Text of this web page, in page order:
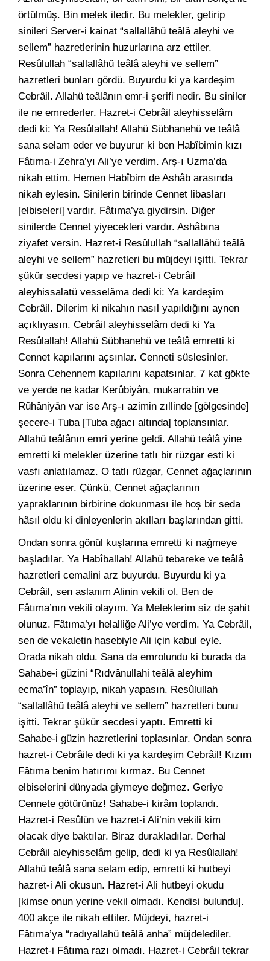
örtülmüş. Bin melek iledir. Bu melekler, getirip
sinileri Server-i kainat “sallallâhü teâlâ aleyhi ve
sellem” hazretlerinin huzurlarına arz ettiler.
Resûlullah “sallallâhü teâlâ aleyhi ve sellem”
hazretleri bunları gördü. Buyurdu ki ya kardeşim
Cebrâil. Allahü teâlânın emr-i şerifi nedir. Bu siniler
ile ne emrederler. Hazret-i Cebrâil aleyhisselâm
dedi ki: Ya Resûlallah! Allahü Sübhanehü ve teâlâ
sana selam eder ve buyurur ki ben Habîbimin kızı
Fâtıma-i Zehra’yı Ali’ye verdim. Arş-ı Uzma’da
nikah ettim. Hemen Habîbim de Ashâb arasında
nikah eylesin. Sinilerin birinde Cennet libasları
[elbiseleri] vardır. Fâtıma’ya giydirsin. Diğer
sinilerde Cennet yiyecekleri vardır. Ashâbına
ziyafet versin. Hazret-i Resûlullah “sallallâhü teâlâ
aleyhi ve sellem” hazretleri bu müjdeyi işitti. Tekrar
şükür secdesi yapıp ve hazret-i Cebrâil
aleyhissalatü vesselâma dedi ki: Ya kardeşim
Cebrâil. Dilerim ki nikahın nasıl yapıldığını aynen
açıklıyasın. Cebrâil aleyhisselâm dedi ki Ya
Resûlallah! Allahü Sübhanehü ve teâlâ emretti ki
Cennet kapılarını açsınlar. Cenneti süslesinler.
Sonra Cehennem kapılarını kapatsınlar. 7 kat gökte
ve yerde ne kadar Kerûbiyân, mukarrabin ve
Rûhâniyân var ise Arş-ı azimin zıllinde [gölgesinde]
şecere-i Tuba [Tuba ağacı altında] toplansınlar.
Allahü teâlânın emri yerine geldi. Allahü teâlâ yine
emretti ki melekler üzerine tatlı bir rüzgar esti ki
vasfı anlatılamaz. O tatlı rüzgar, Cennet ağaçlarının
üzerine eser. Çünkü, Cennet ağaçlarının
yapraklarının birbirine dokunması ile hoş bir seda
hâsıl oldu ki dinleyenlerin akılları başlarından gitti.
Ondan sonra gönül kuşlarına emretti ki nağmeye
başladılar. Ya Habîballah! Allahü tebareke ve teâlâ
hazretleri cemalini arz buyurdu. Buyurdu ki ya
Cebrâil, sen aslanım Alinin vekili ol. Ben de
Fâtıma’nın vekili olayım. Ya Meleklerim siz de şahit
olunuz. Fâtıma’yı helalliğe Ali’ye verdim. Ya Cebrâil,
sen de vekaletin hasebiyle Ali için kabul eyle.
Orada nikah oldu. Sana da emrolundu ki burada da
Sahabe-i güzini “Rıdvânullahi teâlâ aleyhim
ecma’în” toplayıp, nikah yapasın. Resûlullah
“sallallâhü teâlâ aleyhi ve sellem” hazretleri bunu
işitti. Tekrar şükür secdesi yaptı. Emretti ki
Sahabe-i güzin hazretlerini toplasınlar. Ondan sonra
hazret-i Cebrâile dedi ki ya kardeşim Cebrâil! Kızım
Fâtıma benim hatırımı kırmaz. Bu Cennet
elbiselerini dünyada giymeye değmez. Geriye
Cennete götürünüz! Sahabe-i kirâm toplandı.
Hazret-i Resûlün ve hazret-i Ali’nin vekili kim
olacak diye baktılar. Biraz durakladılar. Derhal
Cebrâil aleyhisselâm gelip, dedi ki ya Resûlallah!
Allahü teâlâ sana selam edip, emretti ki hutbeyi
hazret-i Ali okusun. Hazret-i Ali hutbeyi okudu
[kimse onun yerine vekil olmadı. Kendisi bulundu].
400 akçe ile nikah ettiler. Müjdeyi, hazret-i
Fâtıma’ya “radıyallahü teâlâ anha” müjdelediler.
Hazret-i Fâtıma razı olmadı. Hazret-i Cebrâil tekrar